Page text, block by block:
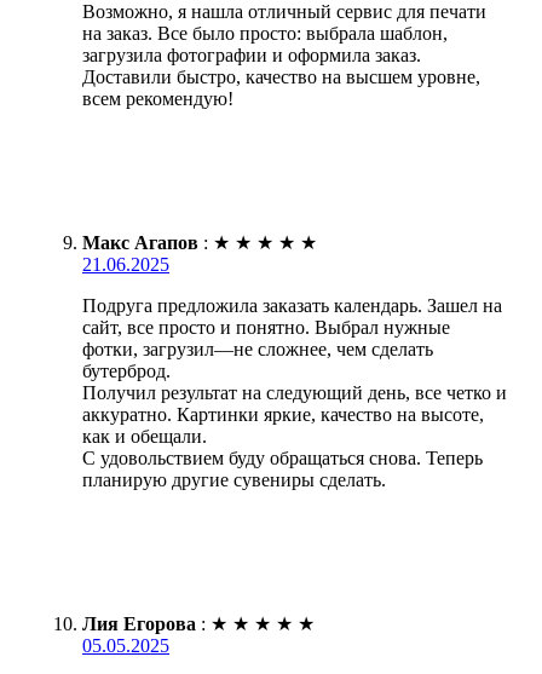
Возможно, я нашла отличный сервис для печати
на заказ. Все было просто: выбрала шаблон,
загрузила фотографии и оформила заказ.
Доставили быстро, качество на высшем уровне,
всем рекомендую!
Макс Агапов : ★ ★ ★ ★ ★
21.06.2025
Подруга предложила заказать календарь. Зашел на
сайт, все просто и понятно. Выбрал нужные
фотки, загрузил—не сложнее, чем сделать
бутерброд.
Получил результат на следующий день, все четко и
аккуратно. Картинки яркие, качество на высоте,
как и обещали.
С удовольствием буду обращаться снова. Теперь
планирую другие сувениры сделать.
Лия Егорова : ★ ★ ★ ★ ★
05.05.2025